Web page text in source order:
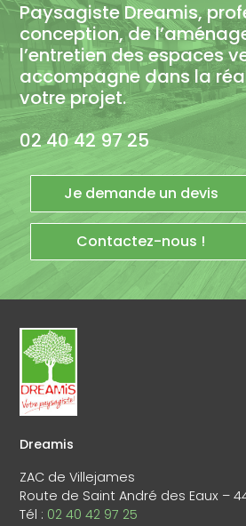
Paysagiste Dreamis,
conception, de
l’entretien des espaces
accompagne dans la
votre projet.
02 40 42 97 25
Je demande un devis
Contactez-nous !
Dreamis
ZAC de Villejames
Route de Saint André des Eaux –
Tél : 02 40 42 97 25